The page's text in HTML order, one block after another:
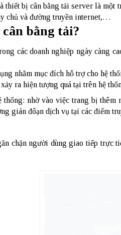
thiết bị cân bằng tải server là
chủ và đường truyền internet,…
bằng tải?
các doanh nghiệp ngày càng
nhằm mục đích hỗ trợ cho hệ
ra hiện tượng quá tại trên hệ
thống: nhờ vào việc trang bị
gián đôạn dịch vụ tại các điểm
chặn người dùng giao tiếp trực